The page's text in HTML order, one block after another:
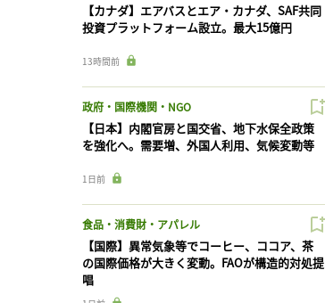
【カナダ】エアバスとエア・カナダ、SAF共同
投資プラットフォーム設立。最大15億円
13時間前
政府・国際機関・NGO
【日本】内閣官房と国交省、地下水保全政策
を強化へ。需要増、外国人利用、気候変動等
1日前
食品・消費財・アパレル
【国際】異常気象等でコーヒー、ココア、茶
の国際価格が大きく変動。FAOが構造的対処提
唱